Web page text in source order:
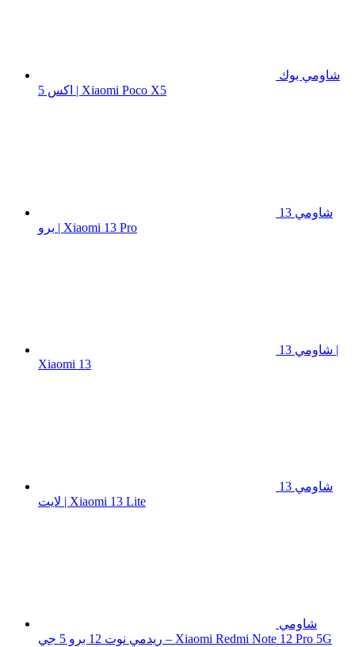
شاومي بوك
اكس 5 | Xiaomi Poco X5
شاومي 13
برو | Xiaomi 13 Pro
شاومي 13 |
Xiaomi 13
شاومي 13
لايت | Xiaomi 13 Lite
شاومي
ريدمي نوت 12 برو 5 جي – Xiaomi Redmi Note 12 Pro 5G